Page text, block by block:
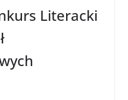
Literacki